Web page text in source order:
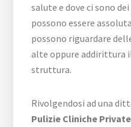
salute e dove ci sono
possono essere
possono riguardare
alte oppure addirittura
struttura.
Rivolgendosi ad una
Pulizie Cliniche